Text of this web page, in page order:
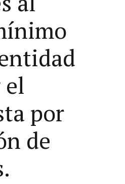
por
de